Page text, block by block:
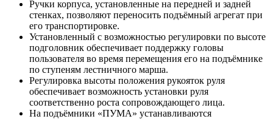
Ручки корпуса, установленные на передней и задней
стенках, позволяют переносить подъёмный агрегат при
его транспортировке.
Установленный с возможностью регулировки по высоте
подголовник обеспечивает поддержку головы
пользователя во время перемещения его на подъёмнике
по ступеням лестничного марша.
Регулировка высоты положения рукояток руля
обеспечивает возможность установки руля
соответственно роста сопровождающего лица.
На подъёмники «ПУМА» устанавливаются